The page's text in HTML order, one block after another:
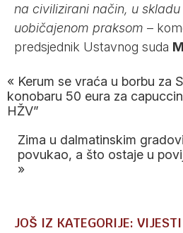
na civilizirani način, u
uobičajenom praksom –
predsjednik Ustavnog suda
« Kerum se vraća u borbu za
konobaru 50 eura za
HŽV”
Zima u dalmatinskim
povukao, a što ostaje u
»
JOŠ IZ KATEGORIJE: VIJESTI